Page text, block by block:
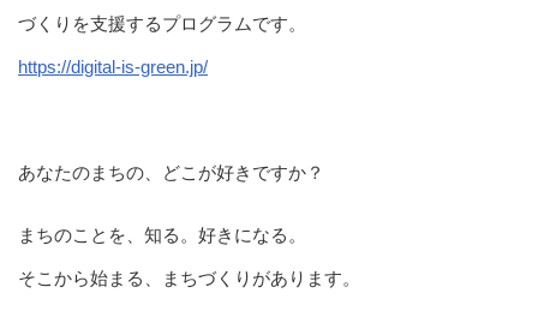
づくりを支援するプログラムです。
https://digital-is-green.jp/
あなたのまちの、どこが好きですか？
まちのことを、知る。好きになる。
そこから始まる、まちづくりがあります。